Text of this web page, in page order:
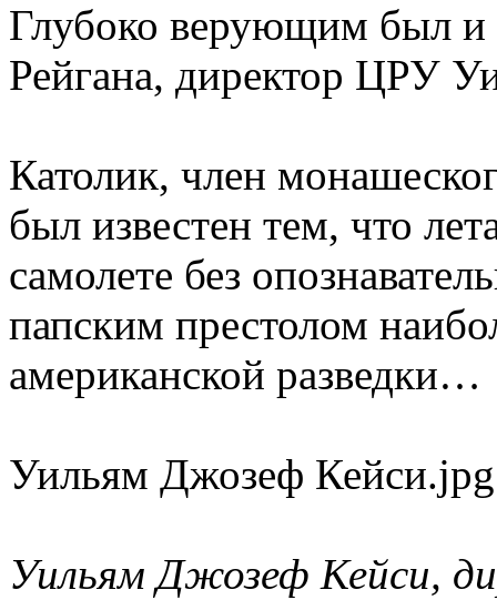
Глубоко верующим был
Рейгана, директор ЦРУ
Католик, член
был известен тем, что
самолете без
папским престолом
американской разведки…
Уильям Джозеф Кейси.jpg
Уильям Джозеф Кейси,